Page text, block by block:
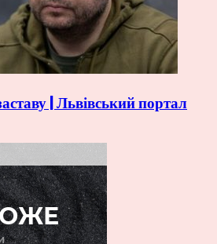
| Львівський портал